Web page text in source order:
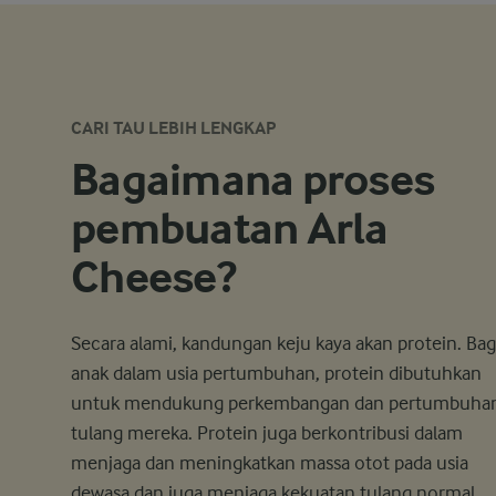
CARI TAU LEBIH LENGKAP
Bagaimana proses
pembuatan Arla
Cheese?
Secara alami, kandungan keju kaya akan protein.
anak dalam usia pertumbuhan, protein dibutuhkan
untuk mendukung perkembangan dan
tulang mereka. Protein juga berkontribusi dalam
menjaga dan meningkatkan massa otot pada usia